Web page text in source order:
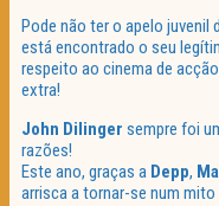
Pode não ter o apelo juvenil
está encontrado o seu
respeito ao cinema de
extra!
John Dilinger sempre foi
razões!
Este ano, graças a Depp,
arrisca a tornar-se num